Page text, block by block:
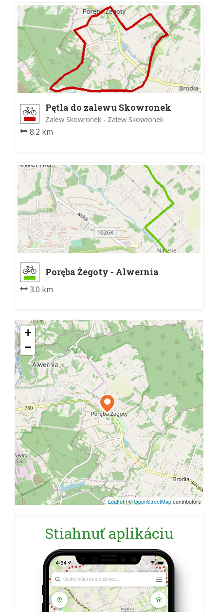
Pętla do zalewu Skowronek
Zalew Skowronek - Zalew Skowronek
8.2 km
Poręba Żegoty - Alwernia
3.0 km
+
−
Leaflet |©OpenStreetMapcontributors
Stiahnuť aplikáciu